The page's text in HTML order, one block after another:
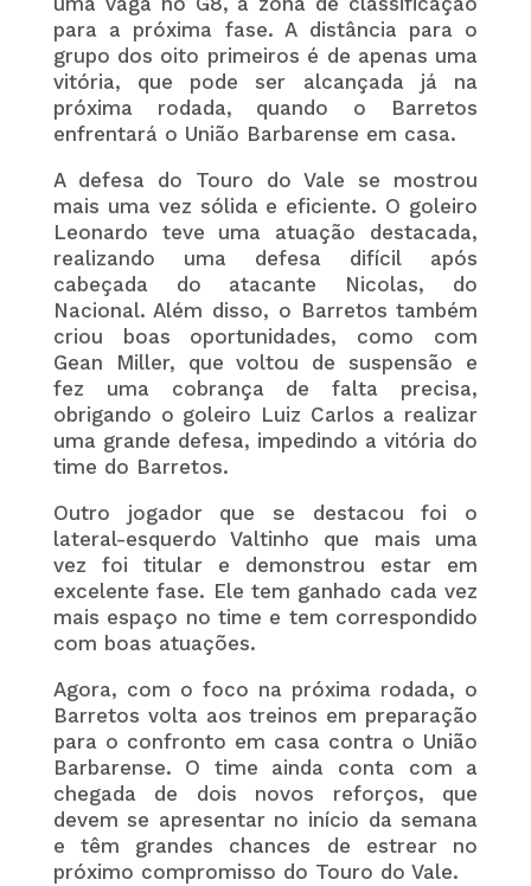
para a próxima fase. A distância para o
grupo dos oito primeiros é de apenas uma
vitória, que pode ser alcançada já na
próxima rodada, quando o Barretos
enfrentará o União Barbarense em casa.
A defesa do Touro do Vale se mostrou
mais uma vez sólida e eficiente. O goleiro
Leonardo teve uma atuação destacada,
realizando uma defesa difícil após
cabeçada do atacante Nicolas, do
Nacional. Além disso, o Barretos também
criou boas oportunidades, como com
Gean Miller, que voltou de suspensão e
fez uma cobrança de falta precisa,
obrigando o goleiro Luiz Carlos a realizar
uma grande defesa, impedindo a vitória do
time do Barretos.
Outro jogador que se destacou foi o
lateral-esquerdo Valtinho que mais uma
vez foi titular e demonstrou estar em
excelente fase. Ele tem ganhado cada vez
mais espaço no time e tem correspondido
com boas atuações.
Agora, com o foco na próxima rodada, o
Barretos volta aos treinos em preparação
para o confronto em casa contra o União
Barbarense. O time ainda conta com a
chegada de dois novos reforços, que
devem se apresentar no início da semana
e têm grandes chances de estrear no
próximo compromisso do Touro do Vale.